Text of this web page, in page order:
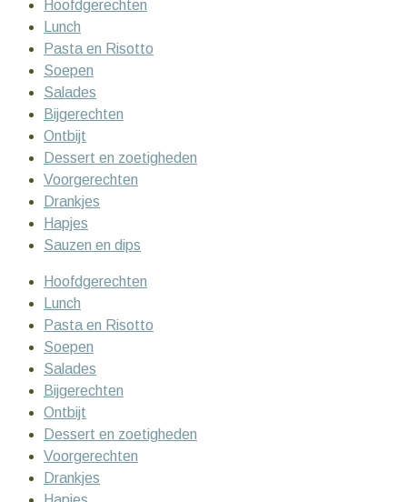
Hoofdgerechten
Lunch
Pasta en Risotto
Soepen
Salades
Bijgerechten
Ontbijt
Dessert en zoetigheden
Voorgerechten
Drankjes
Hapjes
Sauzen en dips
Hoofdgerechten
Lunch
Pasta en Risotto
Soepen
Salades
Bijgerechten
Ontbijt
Dessert en zoetigheden
Voorgerechten
Drankjes